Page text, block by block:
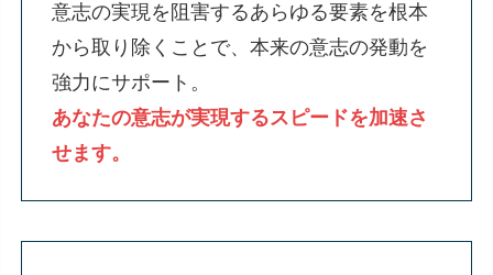
意志の実現を阻害するあらゆる要素を根本
から取り除くことで、本来の意志の発動を
強力にサポート。
あなたの意志が実現するスピードを加速さ
せます。